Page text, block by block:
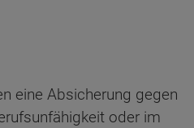
eine Absicherung gegen
oder im